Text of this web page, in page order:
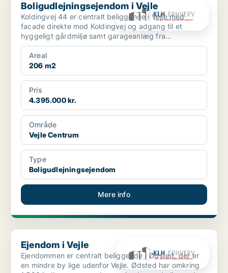
Boligudlejningsejendom i Vejle
Koldingvej 44 er centralt beliggende i Vejle med
facade direkte mod Koldingvej og adgang til et
hyggeligt gårdmiljø samt garageanlæg fra
Bleggaardsgade. Ejen...
Areal
206 m2
Pris
4.395.000 kr.
Område
Vejle Centrum
Type
Boligudlejningsejendom
Mere info
Ejendom i Vejle
Ejendom i Vejle
Ejendommen er centralt beliggende i Ødsted, der er
en mindre by lige udenfor Vejle. Ødsted har omkring